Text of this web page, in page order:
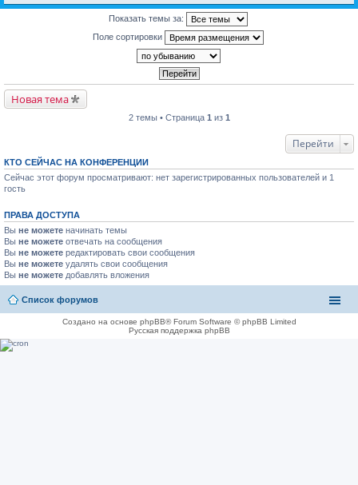
Показать темы за:
Поле сортировки
Новая тема
2 темы • Страница 1 из 1
Перейти
КТО СЕЙЧАС НА КОНФЕРЕНЦИИ
Сейчас этот форум просматривают: нет зарегистрированных пользователей и 1
гость
ПРАВА ДОСТУПА
Вы не можете начинать темы
Вы не можете отвечать на сообщения
Вы не можете редактировать свои сообщения
Вы не можете удалять свои сообщения
Вы не можете добавлять вложения
Список форумов
Создано на основе phpBB® Forum Software © phpBB Limited
Русская поддержка phpBB